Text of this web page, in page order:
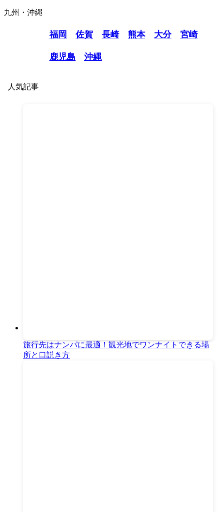
九州・沖縄
福岡 佐賀 長崎 熊本 大分 宮崎
鹿児島 沖縄
人気記事
旅行先はナンパに最適！観光地でワンナイトできる場
所と口説き方